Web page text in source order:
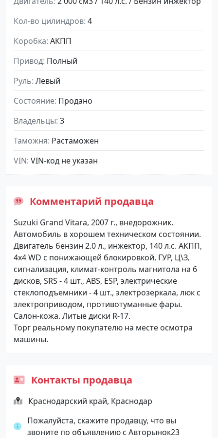
Кол-во цилиндров 4
Коробка АКПП
Привод Полный
Руль Левый
Состояние Продано
Владельцы 3
Таможня Растаможен
VIN VIN-код не указан
Комментарий продавца
Suzuki Grand Vitara, 2007 г., внедорожник.
Автомобиль в хорошем техническом состоянии.
Двигатель бензин 2.0 л., инжектор, 140 л.с. АКПП,
4х4 WD с понижающей блокировкой, ГУР, Ц\З,
сигнализация, климат-контроль магнитола на 6
дисков, SRS - 4 шт., ABS, ESP, электрические
стеклоподъемники - 4 шт., электрозеркала, люк с
электроприводом, противотуманные фары.
Салон-кожа. Литые диски R-17.
Торг реальному покупателю на месте осмотра
машины.
Контакты продавца
Краснодарский край, Краснодар
Пожалуйста, скажите продавцу, что вы
звоните по объявлению с Авторынок23